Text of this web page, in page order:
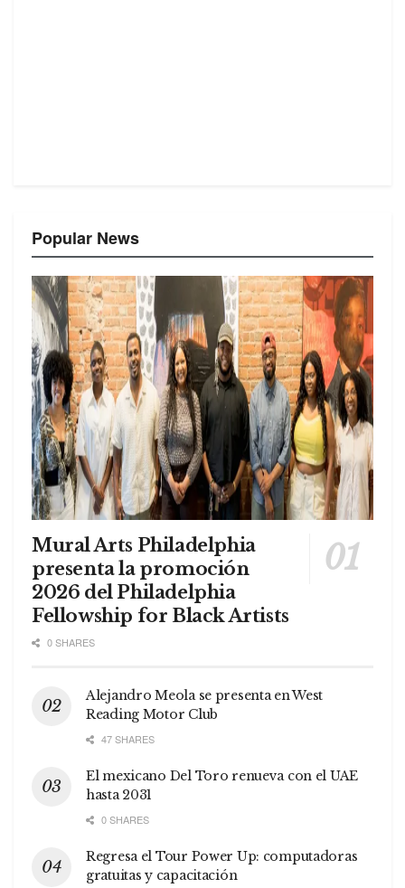
Popular News
Mural Arts Philadelphia
presenta la promoción
2026 del Philadelphia
Fellowship for Black Artists
0 SHARES
Alejandro Meola se presenta en West
Reading Motor Club
47 SHARES
El mexicano Del Toro renueva con el UAE
hasta 2031
0 SHARES
Regresa el Tour Power Up: computadoras
gratuitas y capacitación